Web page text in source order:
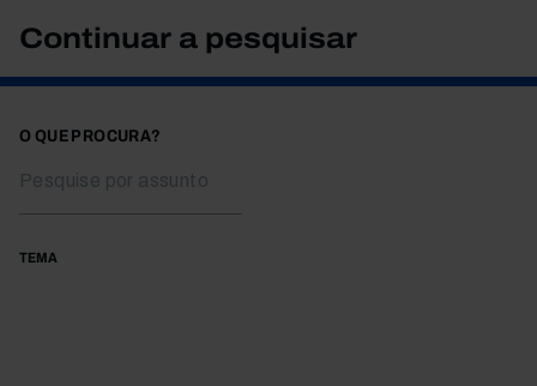
Continuar a pesquisar
O QUE PROCURA?
TEMA